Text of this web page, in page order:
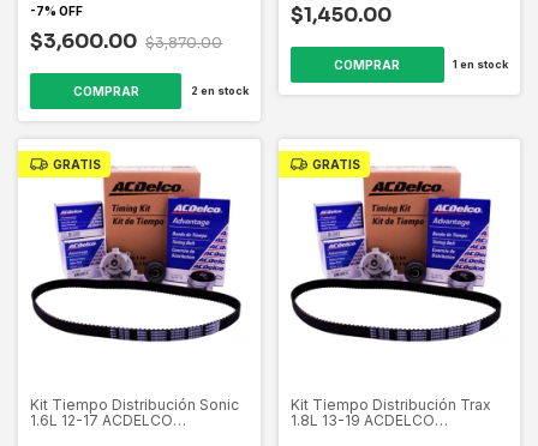
-7% OFF
$3,600.00 $3,870.00
2 en stock
$1,450.00
1 en stock
GRATIS
Kit Tiempo Distribución Sonic
1.6L 12-17 ACDELCO
GRATIS
Kit Tiempo Distribución Trax
1.8L 13-19 ACDELCO